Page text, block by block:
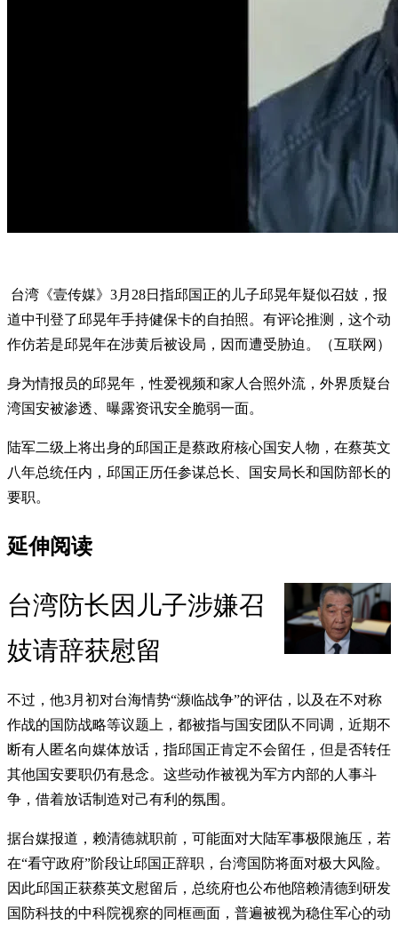
台湾《壹传媒》3月28日指邱国正的儿子邱晃年疑似召妓，报
道中刊登了邱晃年手持健保卡的自拍照。有评论推测，这个动
作仿若是邱晃年在涉黄后被设局，因而遭受胁迫。（互联网）
身为情报员的邱晃年，性爱视频和家人合照外流，外界质疑台
湾国安被渗透、曝露资讯安全脆弱一面。
陆军二级上将出身的邱国正是蔡政府核心国安人物，在蔡英文
八年总统任内，邱国正历任参谋总长、国安局长和国防部长的
要职。
延伸阅读
台湾防长因儿子涉嫌召
妓请辞获慰留
不过，他3月初对台海情势“濒临战争”的评估，以及在不对称
作战的国防战略等议题上，都被指与国安团队不同调，近期不
断有人匿名向媒体放话，指邱国正肯定不会留任，但是否转任
其他国安要职仍有悬念。这些动作被视为军方内部的人事斗
争，借着放话制造对己有利的氛围。
据台媒报道，赖清德就职前，可能面对大陆军事极限施压，若
在“看守政府”阶段让邱国正辞职，台湾国防将面对极大风险。
因此邱国正获蔡英文慰留后，总统府也公布他陪赖清德到研发
国防科技的中科院视察的同框画面，普遍被视为稳住军心的动